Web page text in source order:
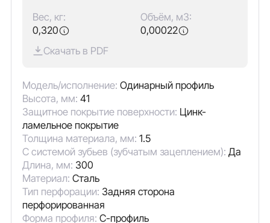
Вес, кг:
0,320
Объём, м3:
0,00022
Скачать в PDF
Модель/исполнение: Одинарный профиль
Высота, мм: 41
Защитное покрытие поверхности: Цинк-
ламельное покрытие
Толщина материала, мм: 1.5
С системой зубьев (зубчатым зацеплением): Да
Длина, мм: 300
Материал: Сталь
Тип перфорации: Задняя сторона
перфорированная
Форма профиля: С-профиль